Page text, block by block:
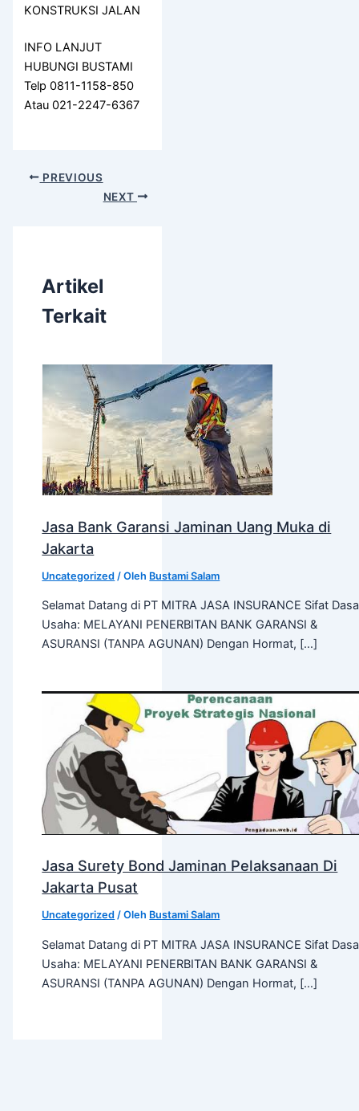
KONSTRUKSI JALAN
INFO LANJUT
HUBUNGI BUSTAMI
Telp 0811-1158-850
Atau 021-2247-6367
PREVIOUS
NEXT
Artikel
Terkait
Jasa Bank Garansi Jaminan Uang Muka di
Jakarta
Uncategorized / Oleh Bustami Salam
Selamat Datang di PT MITRA JASA INSURANCE Sifat
Usaha: MELAYANI PENERBITAN BANK GARANSI &
ASURANSI (TANPA AGUNAN) Dengan Hormat, […]
Jasa Surety Bond Jaminan Pelaksanaan Di
Jakarta Pusat
Uncategorized / Oleh Bustami Salam
Selamat Datang di PT MITRA JASA INSURANCE Sifat
Usaha: MELAYANI PENERBITAN BANK GARANSI &
ASURANSI (TANPA AGUNAN) Dengan Hormat, […]